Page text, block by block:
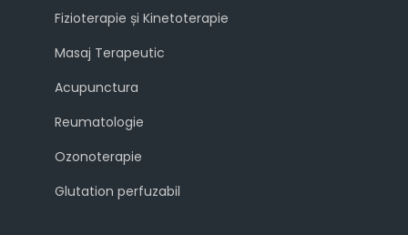
Fizioterapie și Kinetoterapie
Masaj Terapeutic
Acupunctura
Reumatologie
Ozonoterapie
Glutation perfuzabil